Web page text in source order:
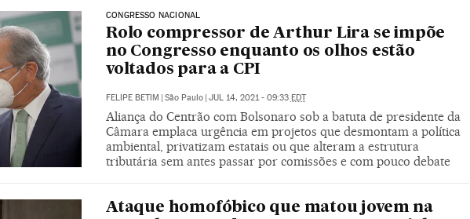
CONGRESSO NACIONAL
Rolo compressor de Arthur Lira se impõe
no Congresso enquanto os olhos estão
voltados para a CPI
FELIPE BETIM | São Paulo | JUL 14, 2021 - 09:33 EDT
Aliança do Centrão com Bolsonaro sob a batuta de presidente da
Câmara emplaca urgência em projetos que desmontam a política
ambiental, privatizam estatais ou que alteram a estrutura
tributária sem antes passar por comissões e com pouco debate
Ataque homofóbico que matou jovem na